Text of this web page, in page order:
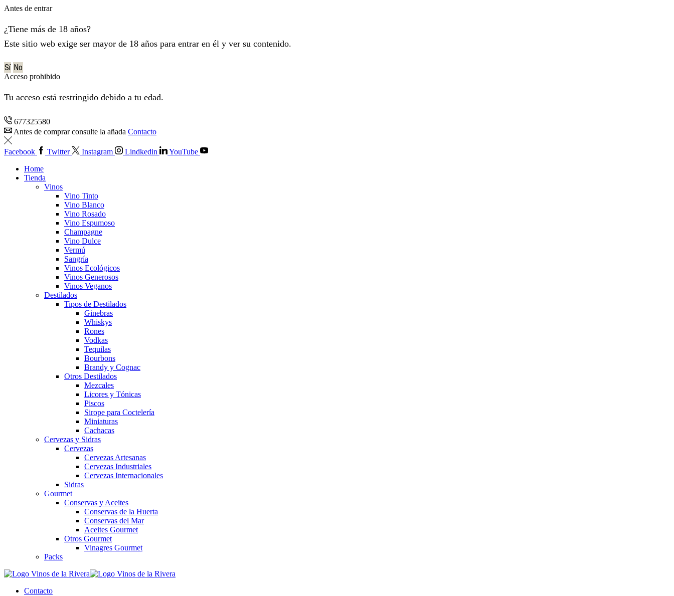
Antes de entrar
¿Tiene más de 18 años?
Este sitio web exige ser mayor de 18 años para entrar en él y ver su contenido.
Sí No
Acceso prohibido
Tu acceso está restringido debido a tu edad.
677325580
Antes de comprar consulte la añada Contacto
Facebook Twitter Instagram Lindkedin
YouTube
Home
Tienda
Vinos
Vino Tinto
Vino Blanco
Vino Rosado
Vino Espumoso
Champagne
Vino Dulce
Vermú
Sangría
Vinos Ecológicos
Vinos Generosos
Vinos Veganos
Destilados
Tipos de Destilados
Ginebras
Whiskys
Rones
Vodkas
Tequilas
Bourbons
Brandy y Cognac
Otros Destilados
Mezcales
Licores y Tónicas
Piscos
Sirope para Coctelería
Miniaturas
Cachacas
Cervezas y Sidras
Cervezas
Cervezas Artesanas
Cervezas Industriales
Cervezas Internacionales
Sidras
Gourmet
Conservas y Aceites
Conservas de la Huerta
Conservas del Mar
Aceites Gourmet
Otros Gourmet
Vinagres Gourmet
Packs
Contacto